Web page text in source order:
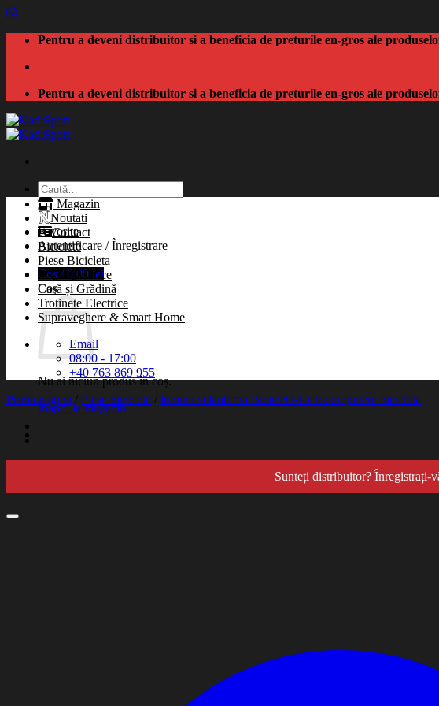
Skip
contentPentru a deveni distribuitor si a beneficia de preturile en-gros ale
Pentru a deveni distribuitor si a beneficia de preturile en-gros ale
Caută
după:
Favorite
Autentificare / Înregistrare
Coș /0,00 lei
Coș
Nu ai niciun produs în coș.
Înapoi la magazin
Magazin
Noutati
Contact
Biciclete
Piese Bicicleta
Scule Electrice
Casă și Grădină
Trotinete Electrice
Supraveghere & Smart Home
Email
08:00 - 17:00
+40 763 869 955
Prima pagină
Piese biciclete lumina si lanterna Bicicleta-Ciclocomputere bicicleta
Sunteți distribuitor? Înregistrați-